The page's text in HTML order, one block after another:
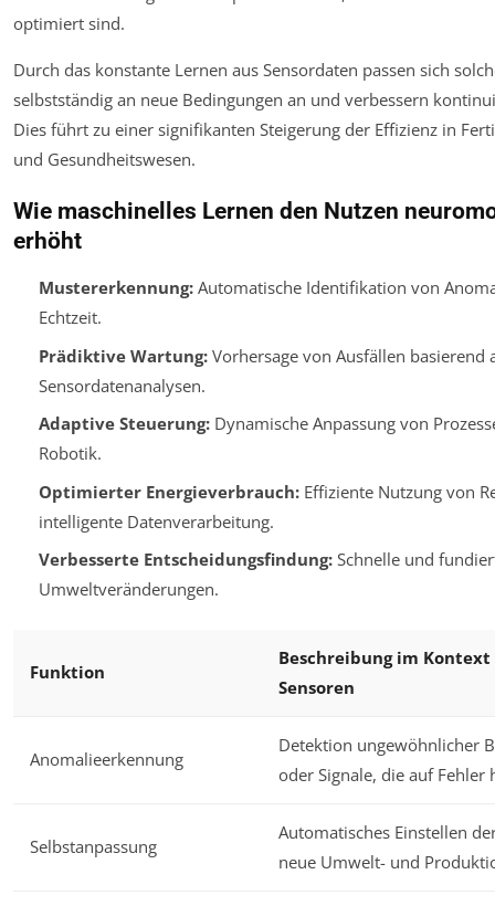
optimiert sind.
Durch das konstante Lernen aus Sensordaten passen sich
selbstständig an neue Bedingungen an und verbessern
Dies führt zu einer signifikanten Steigerung der Effizienz in
und Gesundheitswesen.
Wie maschinelles Lernen den Nutzen
erhöht
Mustererkennung:Automatische Identifikation von
Echtzeit.
Prädiktive Wartung:Vorhersage von Ausfällen basierend
Sensordatenanalysen.
Adaptive Steuerung:Dynamische Anpassung von
Robotik.
Optimierter Energieverbrauch:Effiziente Nutzung von
intelligente Datenverarbeitung.
Verbesserte Entscheidungsfindung:Schnelle und
Umweltveränderungen.
Funktion
Beschreibung im
Sensoren
Anomalieerkennung
Detektion ungewöhnlicher
oder Signale, die auf Fehler
Selbstanpassung
Automatisches Einstellen
neue Umwelt- und